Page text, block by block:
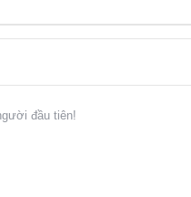
đầu tiên!